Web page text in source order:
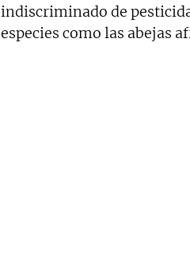
indiscriminado de
especies como las abejas